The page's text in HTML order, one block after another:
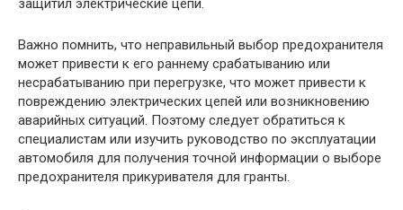
Важно помнить, что неправильный выбор предохранителя
может привести к его раннему срабатыванию или
несрабатыванию при перегрузке, что может привести к
повреждению электрических цепей или возникновению
аварийных ситуаций. Поэтому следует обратиться к
специалистам или изучить руководство по эксплуатации
автомобиля для получения точной информации о выборе
предохранителя прикуривателя для гранты.